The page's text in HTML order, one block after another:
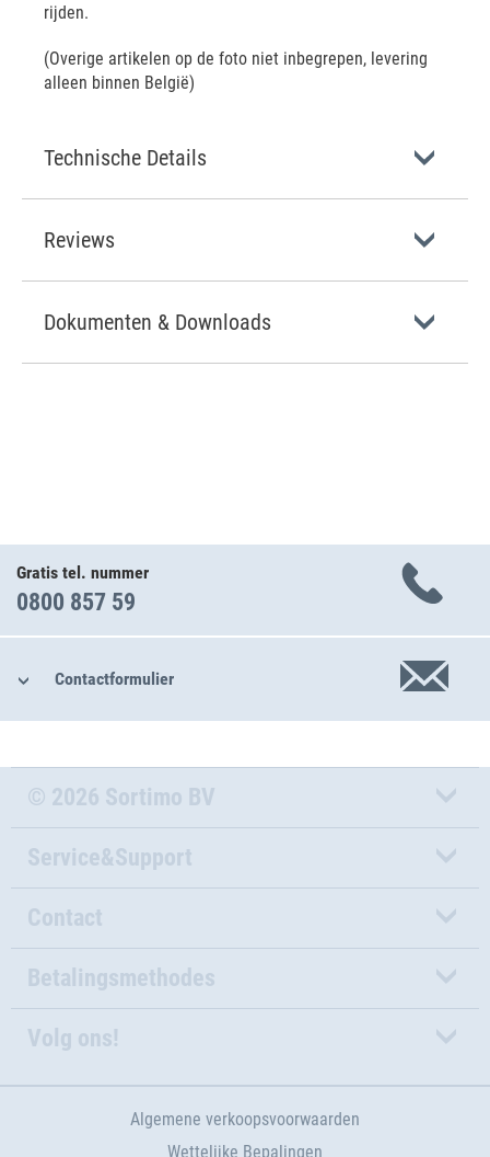
rijden.
(Overige artikelen op de foto niet inbegrepen, levering
alleen binnen België)
Technische Details
Reviews
Dokumenten & Downloads
Gratis tel. nummer
0800 857 59
Contactformulier
© 2026 Sortimo BV
Service&Support
Contact
Betalingsmethodes
Volg ons!
Algemene verkoopsvoorwaarden
Wettelijke Bepalingen